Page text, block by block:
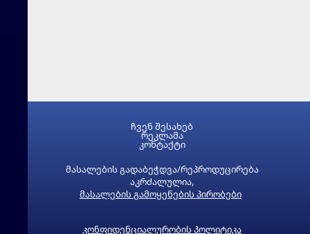
მასალების გადაბეჭდვა/რეპროდუცირება
აკრძალულია,
მასალების გამოყენების პირობები
კონფიდენციალურობის პოლიტიკა
ჩვენ შესახებ
რეკლამა
კონტაქტი